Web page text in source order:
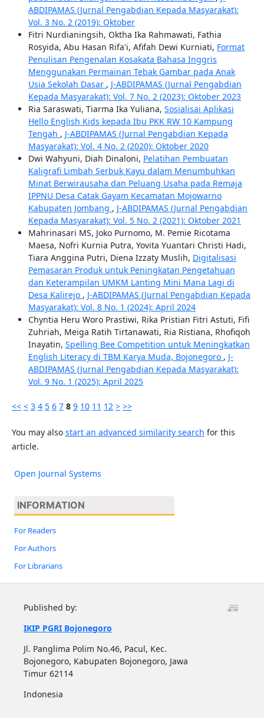
ABDIPAMAS (Jurnal Pengabdian Kepada Masyarakat):
Vol. 3 No. 2 (2019): Oktober
Fitri Nurdianingsih, Oktha Ika Rahmawati, Fathia
Rosyida, Abu Hasan Rifa'i, Afifah Dewi Kurniati, Format
Penulisan Pengenalan Kosakata Bahasa Inggris
Menggunakan Permainan Tebak Gambar pada Anak
Usia Sekolah Dasar , J-ABDIPAMAS (Jurnal Pengabdian
Kepada Masyarakat): Vol. 7 No. 2 (2023): Oktober 2023
Ria Saraswati, Tiarma Ika Yuliana, Sosialisai Aplikasi
Hello English Kids kepada Ibu PKK RW 10 Kampung
Tengah , J-ABDIPAMAS (Jurnal Pengabdian Kepada
Masyarakat): Vol. 4 No. 2 (2020): Oktober 2020
Dwi Wahyuni, Diah Dinaloni, Pelatihan Pembuatan
Kaligrafi Limbah Serbuk Kayu dalam Menumbuhkan
Minat Berwirausaha dan Peluang Usaha pada Remaja
IPPNU Desa Catak Gayam Kecamatan Mojowarno
Kabupaten Jombang , J-ABDIPAMAS (Jurnal Pengabdian
Kepada Masyarakat): Vol. 5 No. 2 (2021): Oktober 2021
Mahrinasari MS, Joko Purnomo, M. Pemie Ricotama
Maesa, Nofri Kurnia Putra, Yovita Yuantari Christi Hadi,
Tiara Anggina Putri, Diena Izzaty Muslih, Digitalisasi
Pemasaran Produk untuk Peningkatan Pengetahuan
dan Keterampilan UMKM Lanting Mini Mana Lagi di
Desa Kalirejo , J-ABDIPAMAS (Jurnal Pengabdian Kepada
Masyarakat): Vol. 8 No. 1 (2024): April 2024
Chyntia Heru Woro Prastiwi, Rika Pristian Fitri Astuti, Fifi
Zuhriah, Meiga Ratih Tirtanawati, Ria Ristiana, Rhofiqoh
Inayatin, Spelling Bee Competition untuk Meningkatkan
English Literacy di TBM Karya Muda, Bojonegoro , J-
ABDIPAMAS (Jurnal Pengabdian Kepada Masyarakat):
Vol. 9 No. 1 (2025): April 2025
<< < 3 4 5 6 7 8 9 10 11 12 > >>
You may also start an advanced similarity search for this
article.
Open Journal Systems
INFORMATION
For Readers
For Authors
For Librarians
Published by:
IKIP PGRI Bojonegoro
Jl. Panglima Polim No.46, Pacul, Kec.
Bojonegoro, Kabupaten Bojonegoro, Jawa
Timur 62114
Indonesia